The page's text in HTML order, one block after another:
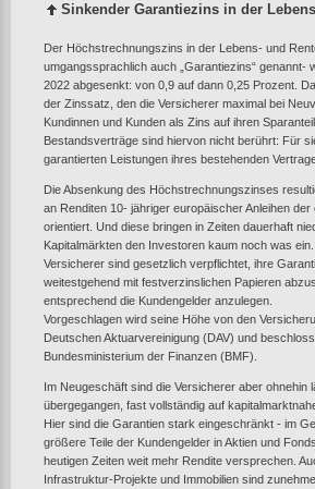
Sinkender Garantiezins in der
Der Höchstrechnungszins in der Lebens- und
umgangssprachlich auch „Garantiezins“ genannt-
2022 abgesenkt: von 0,9 auf dann 0,25 Prozent.
der Zinssatz, den die Versicherer maximal bei
Kundinnen und Kunden als Zins auf ihren
Bestandsverträge sind hiervon nicht berührt: Für
garantierten Leistungen ihres bestehenden
Die Absenkung des Höchstrechnungszinses
an Renditen 10- jähriger europäischer Anleihen der
orientiert. Und diese bringen in Zeiten dauerhaft
Kapitalmärkten den Investoren kaum noch was
Versicherer sind gesetzlich verpflichtet, ihre
weitestgehend mit festverzinslichen Papieren
entsprechend die Kundengelder anzulegen.
Vorgeschlagen wird seine Höhe von den
Deutschen Aktuarvereinigung (DAV) und
Bundesministerium der Finanzen (BMF).
Im Neugeschäft sind die Versicherer aber ohnehin
übergegangen, fast vollständig auf
Hier sind die Garantien stark eingeschränkt - im
größere Teile der Kundengelder in Aktien und
heutigen Zeiten weit mehr Rendite versprechen.
Infrastruktur-Projekte und Immobilien sind